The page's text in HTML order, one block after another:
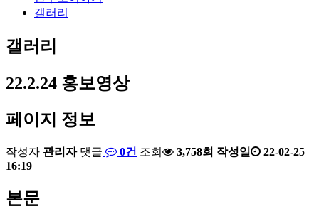
갤러리
갤러리
22.2.24 홍보영상
페이지 정보
작성자 관리자 댓글 0건 조회 3,758회 작성일
22-02-25
16:19
본문